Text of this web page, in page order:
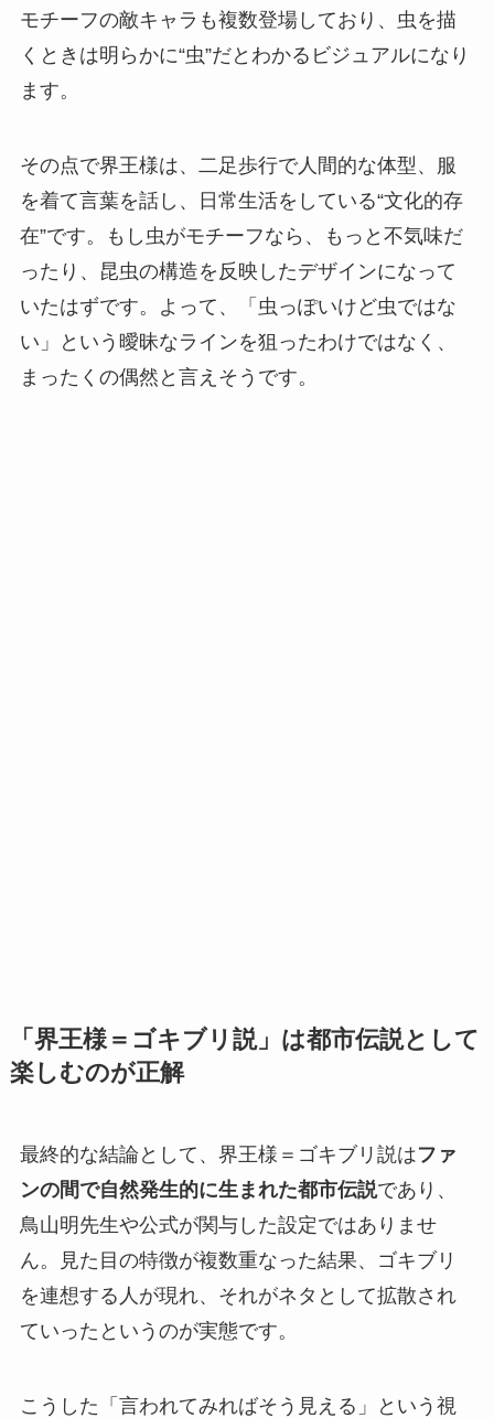
モチーフの敵キャラも複数登場しており、虫を描
くときは明らかに“虫”だとわかるビジュアルになり
ます。
その点で界王様は、二足歩行で人間的な体型、服
を着て言葉を話し、日常生活をしている“文化的存
在”です。もし虫がモチーフなら、もっと不気味だ
ったり、昆虫の構造を反映したデザインになって
いたはずです。よって、「虫っぽいけど虫ではな
い」という曖昧なラインを狙ったわけではなく、
まったくの偶然と言えそうです。
「界王様＝ゴキブリ説」は都市伝説として
楽しむのが正解
最終的な結論として、界王様＝ゴキブリ説はファ
ンの間で自然発生的に生まれた都市伝説であり、
鳥山明先生や公式が関与した設定ではありませ
ん。見た目の特徴が複数重なった結果、ゴキブリ
を連想する人が現れ、それがネタとして拡散され
ていったというのが実態です。
こうした「言われてみればそう見える」という視